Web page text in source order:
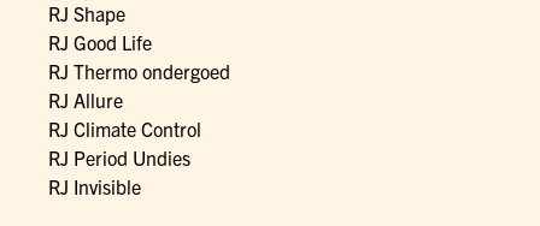
RJ Shape
RJ Good Life
RJ Thermo ondergoed
RJ Allure
RJ Climate Control
RJ Period Undies
RJ Invisible